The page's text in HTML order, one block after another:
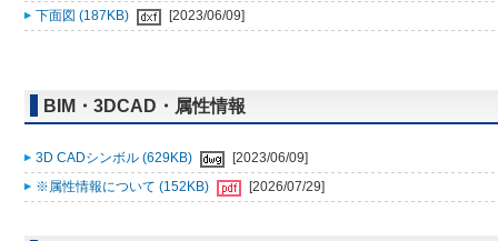
下面図 (187KB)
[2023/06/09]
BIM・3DCAD・属性情報
3D CADシンボル (629KB)
[2023/06/09]
※属性情報について (152KB)
[2026/07/29]